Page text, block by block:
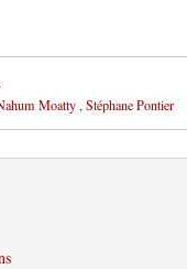
Moatty , Stéphane Pontier